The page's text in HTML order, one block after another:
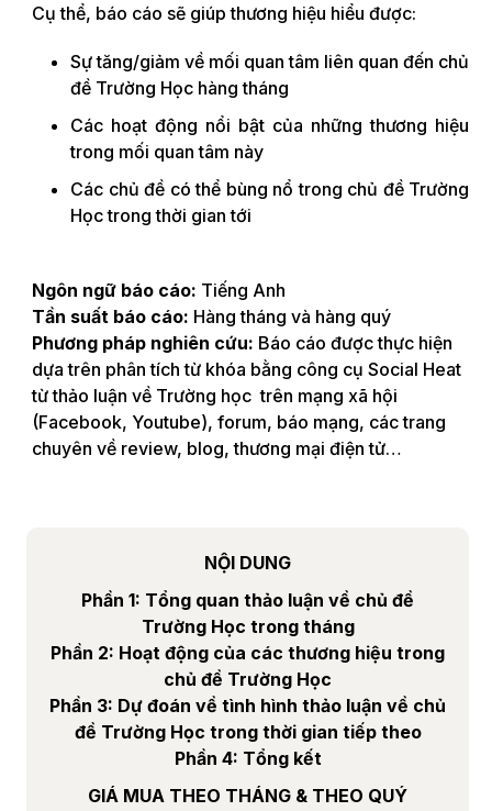
Cụ thể, báo cáo sẽ giúp thương hiệu hiểu được:
Sự tăng/giảm về mối quan tâm liên quan đến chủ
đề Trường Học hàng tháng
Các hoạt động nổi bật của những thương hiệu
trong mối quan tâm này
Các chủ đề có thể bùng nổ trong chủ đề Trường
Học trong thời gian tới
Ngôn ngữ báo cáo: Tiếng Anh
Tần suất báo cáo: Hàng tháng và hàng quý
Phương pháp nghiên cứu: Báo cáo được thực hiện
dựa trên phân tích từ khóa bằng công cụ Social Heat
từ thảo luận về Trường học trên mạng xã hội
(Facebook, Youtube), forum, báo mạng, các trang
chuyên về review, blog, thương mại điện tử…
NỘI DUNG
Phần 1: Tổng quan thảo luận về chủ đề
Trường Học trong tháng
Phần 2: Hoạt động của các thương hiệu trong
chủ đề Trường Học
Phần 3: Dự đoán về tình hình thảo luận về chủ
đề Trường Học trong thời gian tiếp theo
Phần 4: Tổng kết
GIÁ MUA THEO THÁNG & THEO QUÝ